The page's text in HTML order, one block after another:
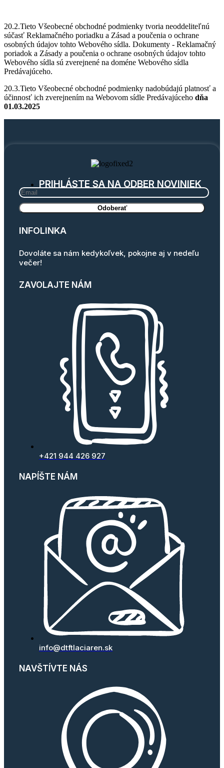
20.2.Tieto Všeobecné obchodné podmienky tvoria neoddeliteľnú
súčasť Reklamačného poriadku a Zásad a poučenia o ochrane
osobných údajov tohto Webového sídla. Dokumenty - Reklamačný
poriadok a Zásady a poučenia o ochrane osobných údajov tohto
Webového sídla sú zverejnené na doméne Webového sídla
Predávajúceho.
20.3.Tieto Všeobecné obchodné podmienky nadobúdajú platnosť a
účinnosť ich zverejnením na Webovom sídle Predávajúceho dňa
01.03.2025
PRIHLÁSTE SA NA ODBER NOVINIEK
INFOLINKA
Dovoláte sa nám kedykoľvek, pokojne aj v nedeľu
večer!
ZAVOLAJTE NÁM
+421 944 426 927
NAPÍŠTE NÁM
info@dtftlaciaren.sk
NAVŠTÍVTE NÁS